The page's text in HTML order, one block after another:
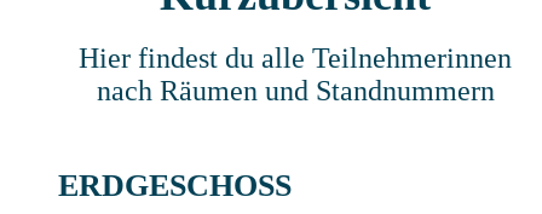
Hier findest du alle Teilnehmerinnen
nach Räumen und Standnummern
ERDGESCHOSS